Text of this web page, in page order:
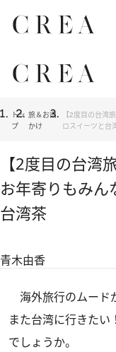
トッ
プ
旅＆お出
かけ
【2度目の台湾
ロスイーツと台
【2度目の台湾
お年寄りもみん
台湾茶
青木由香
海外旅行のムード
また台湾に行きた
でしょうか。